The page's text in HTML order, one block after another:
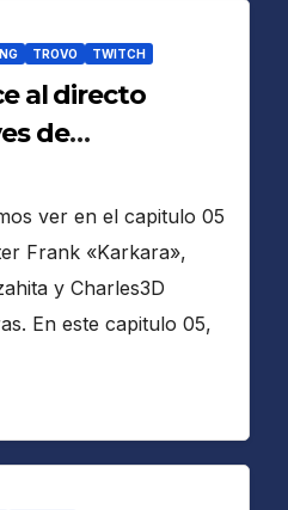
TROVO TWITCH
al directo
de
streaming
500
ver en el capitulo 05
Frank «Karkara»,
y Charles3D
En este capitulo 05,